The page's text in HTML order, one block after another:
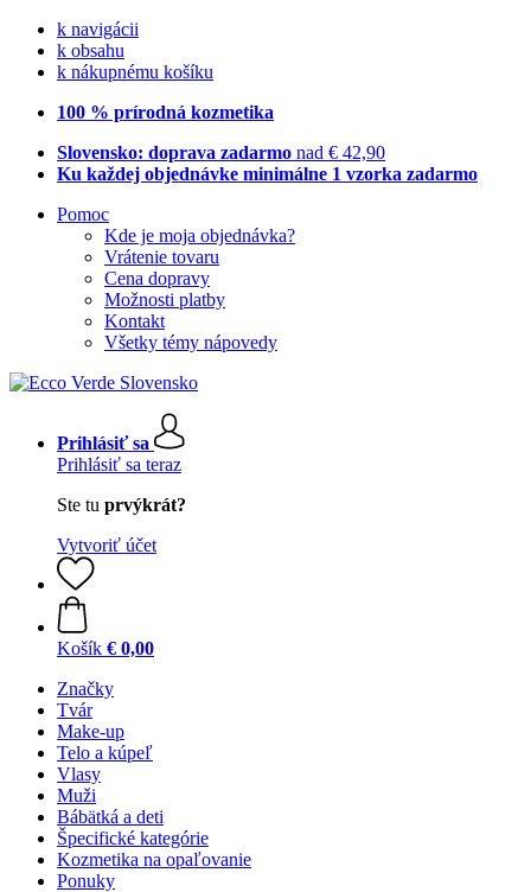
k navigácii
k obsahu
k nákupnému košíku
100 % prírodná kozmetika
Slovensko: doprava zadarmo nad € 42,90
Ku každej objednávke minimálne 1 vzorka zadarmo
Pomoc
Kde je moja objednávka?
Vrátenie tovaru
Cena dopravy
Možnosti platby
Kontakt
Všetky témy nápovedy
Prihlásiť sa
Prihlásiť sa teraz
Ste tu prvýkrát?
Vytvoriť účet
Košík € 0,00
Značky
Tvár
Make-up
Telo a kúpeľ
Vlasy
Muži
Bábätká a deti
Špecifické kategórie
Kozmetika na opaľovanie
Ponuky